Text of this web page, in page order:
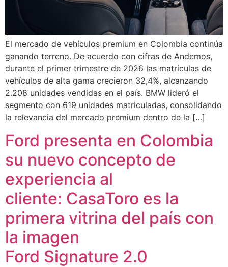
El mercado de vehículos premium en Colombia continúa
ganando terreno. De acuerdo con cifras de Andemos,
durante el primer trimestre de 2026 las matrículas de
vehículos de alta gama crecieron 32,4%, alcanzando
2.208 unidades vendidas en el país. BMW lideró el
segmento con 619 unidades matriculadas, consolidando
la relevancia del mercado premium dentro de la […]
Ford presenta en Colombia
su nuevo concepto de
experiencia al
cliente: CasaToro es la
primera vitrina del país con
la imagen
Ford Signature 2.0